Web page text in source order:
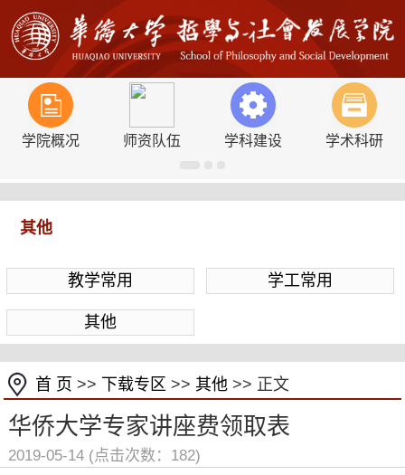
学院概况 师资队伍 学科建设 学术科研
其他
教学常用 学工常用
其他
首 页 >> 下载专区 >> 其他 >> 正文
华侨大学专家讲座费领取表
2019-05-14 (点击次数： 182)